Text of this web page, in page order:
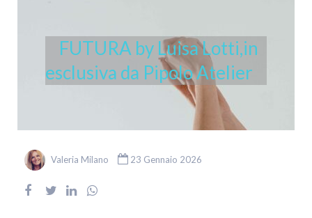
FUTURA by Luisa Lotti,in
esclusiva da Pipolo Atelier
Valeria Milano 23 Gennaio 2026